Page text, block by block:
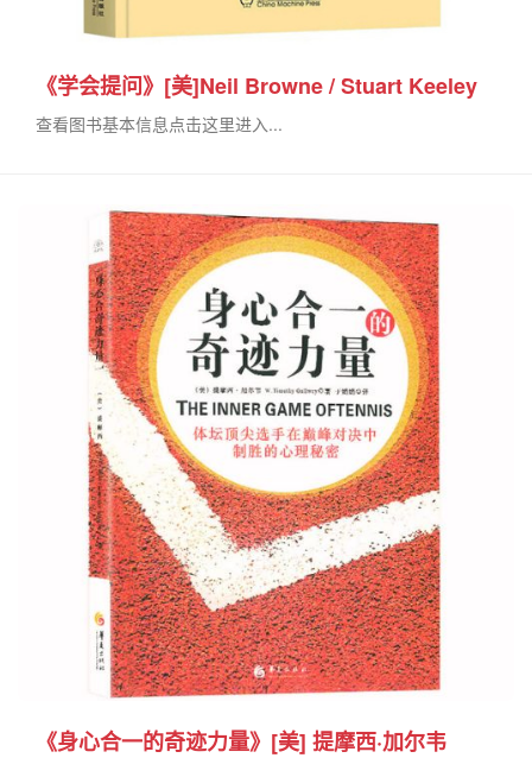
《学会提问》[美]Neil Browne / Stuart Keeley
查看图书基本信息点击这里进入...
《身心合一的奇迹力量》[美] 提摩西·加尔韦